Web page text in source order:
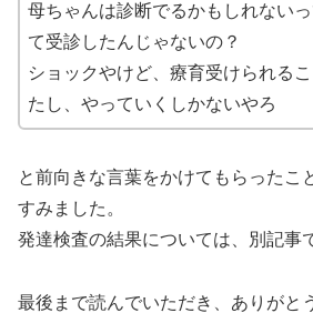
母ちゃんは診断でるかもしれない
て受診したんじゃないの？
ショックやけど、療育受けられる
たし、やっていくしかないやろ
と前向きな言葉をかけてもらったこ
すみました。
発達検査の結果については、別記事
最後まで読んでいただき、ありがと